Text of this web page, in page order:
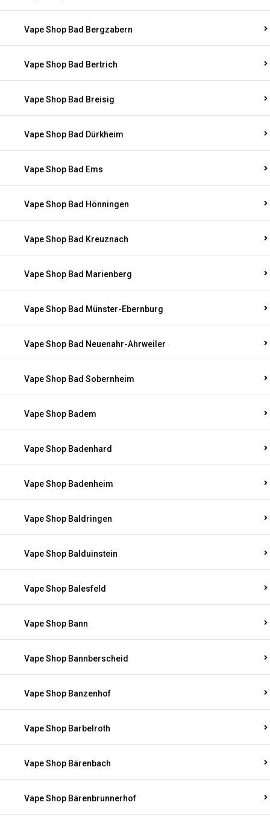
Vape Shop Bad Bergzabern
Vape Shop Bad Bertrich
Vape Shop Bad Breisig
Vape Shop Bad Dürkheim
Vape Shop Bad Ems
Vape Shop Bad Hönningen
Vape Shop Bad Kreuznach
Vape Shop Bad Marienberg
Vape Shop Bad Münster-Ebernburg
Vape Shop Bad Neuenahr-Ahrweiler
Vape Shop Bad Sobernheim
Vape Shop Badem
Vape Shop Badenhard
Vape Shop Badenheim
Vape Shop Baldringen
Vape Shop Balduinstein
Vape Shop Balesfeld
Vape Shop Bann
Vape Shop Bannberscheid
Vape Shop Banzenhof
Vape Shop Barbelroth
Vape Shop Bärenbach
Vape Shop Bärenbrunnerhof